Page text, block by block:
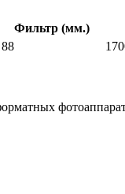
Фильтр (мм.)
88